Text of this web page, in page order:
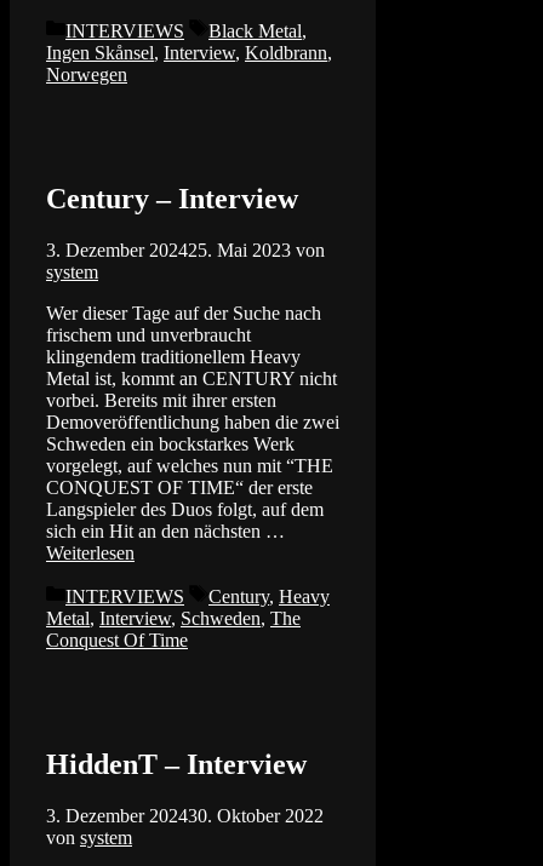
Kategorien
INTERVIEWS Schlagwörter
Black Metal,
Ingen Skånsel, Interview, Koldbrann,
Norwegen
Century – Interview
3. Dezember 202425. Mai 2023 von
system
Wer dieser Tage auf der Suche nach
frischem und unverbraucht
klingendem traditionellem Heavy
Metal ist, kommt an CENTURY nicht
vorbei. Bereits mit ihrer ersten
Demoveröffentlichung haben die zwei
Schweden ein bockstarkes Werk
vorgelegt, auf welches nun mit “THE
CONQUEST OF TIME“ der erste
Langspieler des Duos folgt, auf dem
sich ein Hit an den nächsten …
Weiterlesen
Kategorien
INTERVIEWS Schlagwörter
Century, Heavy
Metal, Interview, Schweden, The
Conquest Of Time
HiddenT – Interview
3. Dezember 202430. Oktober 2022
von system